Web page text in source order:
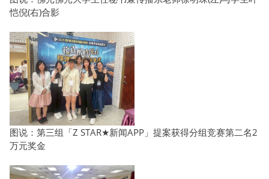
恺倪(右)合影
图说：第三组「Z STAR★新闻APP」提案获得分组竞赛第二名2
万元奖金